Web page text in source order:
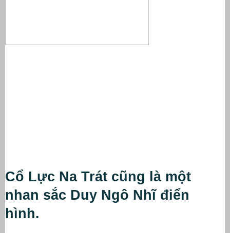
Cổ Lực Na Trát cũng là một
nhan sắc Duy Ngô Nhĩ điển
hình.